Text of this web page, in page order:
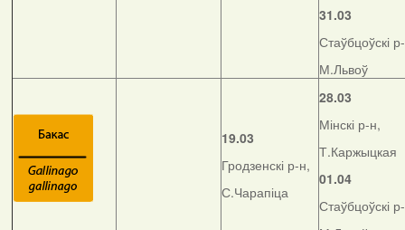
31.03
Стаўбцоўскі
М.Львоў
19.03
Гродзенскі р-н,
С.Чарапіца
28.03
Мінскі р-н,
Т.Каржыцкая
01.04
Стаўбцоўскі